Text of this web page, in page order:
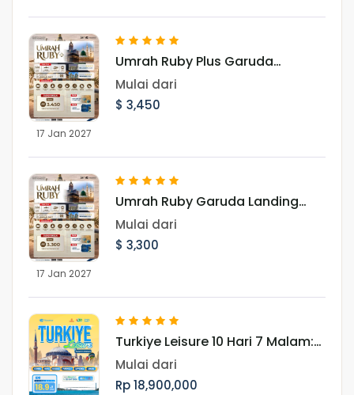
17 Jan 2027
Umrah Ruby Plus Garuda
Landing Madinah 17 Januari
2027
Mulai dari
$ 3,450
17 Jan 2027
Umrah Ruby Garuda Landing
Madinah 17 Januari 2027
Mulai dari
$ 3,300
Turkiye Leisure 10 Hari 7 Malam:
Jelajahi Pesona Turki Periode 22
Oktober 2026
Mulai dari
Rp 18,900,000